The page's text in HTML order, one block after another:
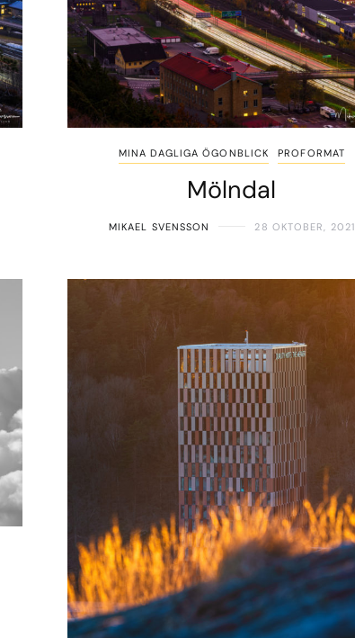
MINA DAGLIGA ÖGONBLICK PROFORMAT
Mölndal
MIKAEL SVENSSON 28 OKTOBER, 2021